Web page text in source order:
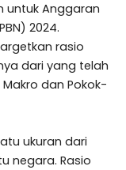
untuk Anggaran
2024.
rasio
dari yang telah
dan Pokok-
ukuran dari
negara. Rasio